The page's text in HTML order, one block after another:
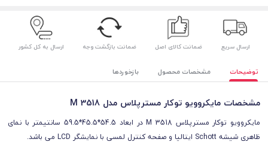
ارسال سریع ضمانت کالای اصل ضمانت بازگشت وجه ارسال به کل کشور
توضیحات مشخصات محصول بازخوردها
مشخصات مایکروویو توکار مسترپلاس مدل M 3518
مایکروویو توکار مسترپلاس M 3518 در ابعاد 54.5*45.5*59.5 سانتیمتر با نمای
ظاهری شیشه Schott ایتالیا و صفحه کنترل لمسی با نمایشگر LCD می باشد.